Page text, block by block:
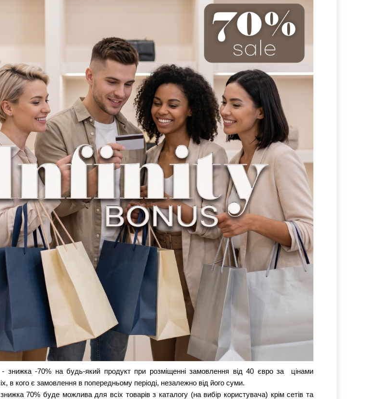
- знижка -70% на будь-який продукт при розміщенні замовлення від 40 євро за  цінами
в кого є замовлення в попередньому періоді, незалежно від його суми.
70% буде можлива для всіх товарів з каталогу (на вибір користувача) крім сетів та